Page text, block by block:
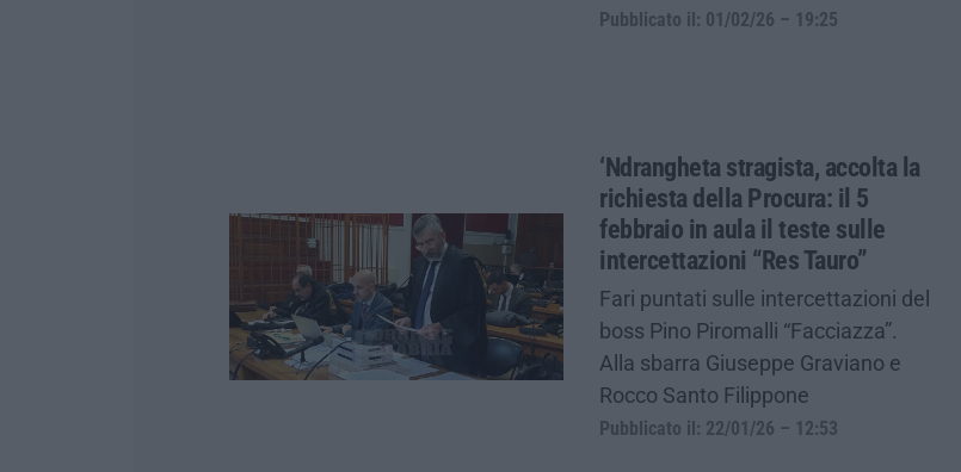
Pubblicato il: 01/02/26 – 19:25
‘Ndrangheta stragista, accolta la
richiesta della Procura: il 5
febbraio in aula il teste sulle
intercettazioni “Res Tauro”
Fari puntati sulle intercettazioni del
boss Pino Piromalli “Facciazza”.
Alla sbarra Giuseppe Graviano e
Rocco Santo Filippone
Pubblicato il: 22/01/26 – 12:53